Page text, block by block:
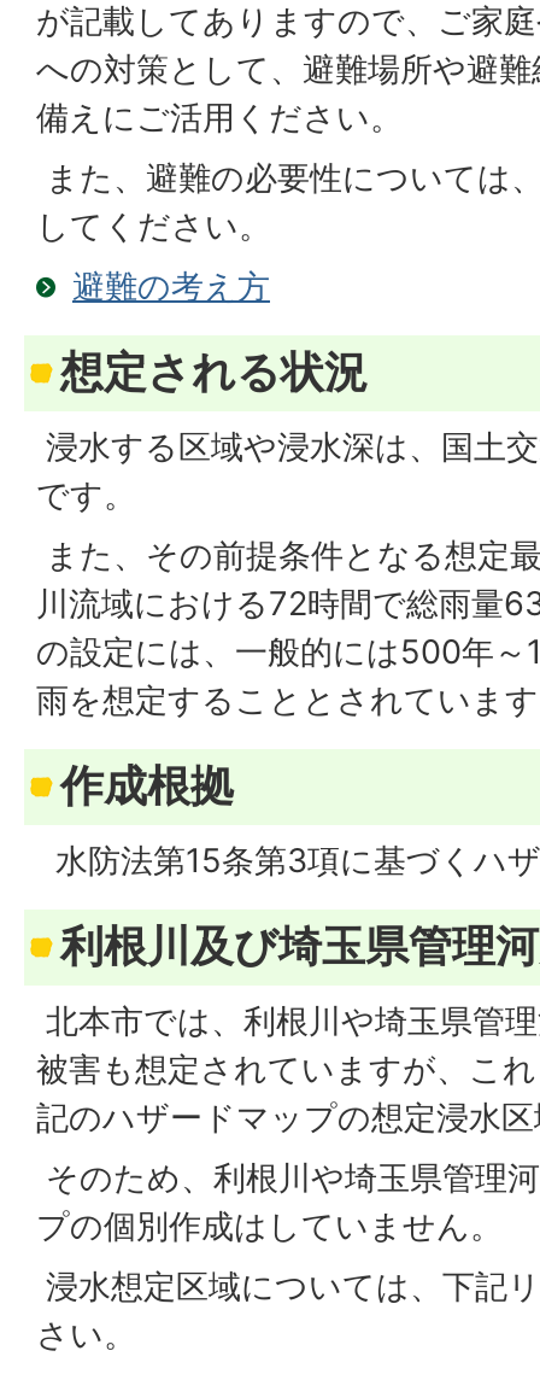
が記載してありますので、ご家
への対策として、避難場所や避
備えにご活用ください。
また、避難の必要性については
してください。
避難の考え方
想定される状況
浸水する区域や浸水深は、国土
です。
また、その前提条件となる想定
川流域における72時間で総雨量
の設定には、一般的には500年～
雨を想定することとされていま
作成根拠
水防法第15条第3項に基づくハ
利根川及び埼玉県管理
北本市では、利根川や埼玉県管
被害も想定されていますが、こ
記のハザードマップの想定浸水
そのため、利根川や埼玉県管理
プの個別作成はしていません。
浸水想定区域については、下記
さい。